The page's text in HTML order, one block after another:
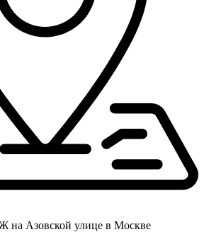
на Азовской улице в Москве